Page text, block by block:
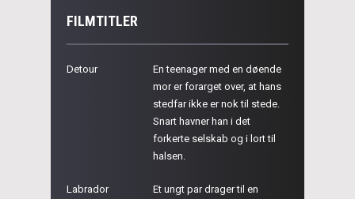
FILMTITLER
Detour
En teenager med en døende
mor er forarget over, at hans
stedfar ikke er nok til stede.
Snart havner han i det
forkerte selskab og i lort til
halsen.
Labrador
Et ungt par drager til en